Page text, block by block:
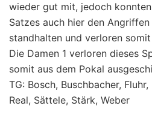
wieder gut mit, jedoch
Satzes auch hier den
standhalten und verloren
Die Damen 1 verloren dieses
somit aus dem Pokal
TG: Bosch, Buschbacher,
Real, Sättele, Stärk, Weber